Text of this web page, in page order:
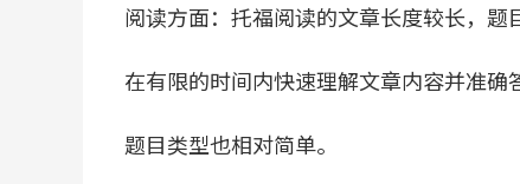
阅读方面：托福阅读的文章长度较长，
在有限的时间内快速理解文章内容并准确
题目类型也相对简单。